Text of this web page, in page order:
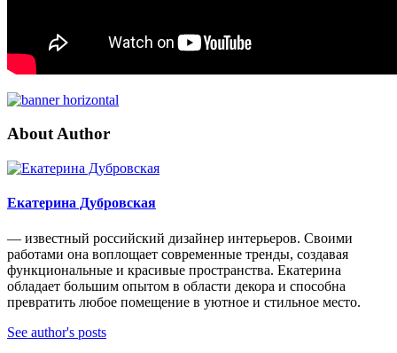
About Author
Екатерина Дубровская
— известный российский дизайнер интерьеров. Своими
работами она воплощает современные тренды, создавая
функциональные и красивые пространства. Екатерина
обладает большим опытом в области декора и способна
превратить любое помещение в уютное и стильное место.
See author's posts